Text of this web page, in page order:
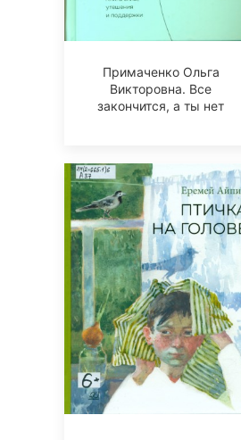
Примаченко Ольга
Викторовна. Все
закончится, а ты нет